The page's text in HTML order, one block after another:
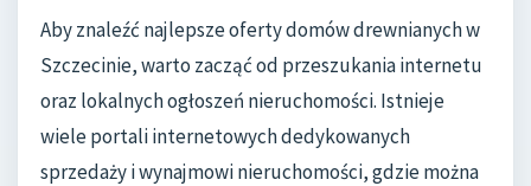
Aby znaleźć najlepsze oferty domów drewnianych w
Szczecinie, warto zacząć od przeszukania internetu
oraz lokalnych ogłoszeń nieruchomości. Istnieje
wiele portali internetowych dedykowanych
sprzedaży i wynajmowi nieruchomości, gdzie można